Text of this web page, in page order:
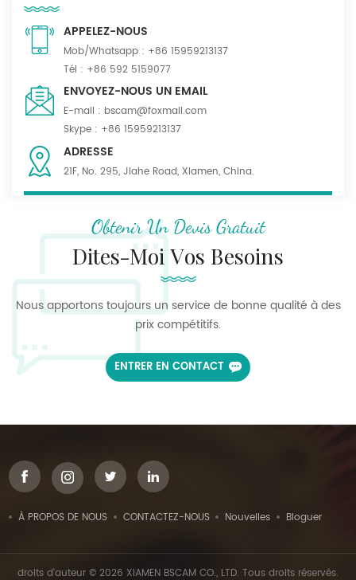
APPELEZ-NOUS
Mob/Whatsapp : +86 15959213137
Tél : +86 592 5159077
ENVOYEZ-NOUS UN EMAIL
E-mail : bscam@foxmail.com
Skype : +86 15959213137
ADRESSE
21F, No. 295, Jiahe Road, Xiamen, China.
Obtenir Un Devis Gratuit
Dites-Moi Vos Besoins
Nous apportons toujours un service de bonne qualité à des
prix compétitifs.
ENTRER EN CONTACT
À PROPOS DE NOUS CONTACTEZ-NOUS Nouvelles Bloguer
droits d'auteur © 2026 XIAMEN BSCAM CO., LTD. Tous droits réservés.